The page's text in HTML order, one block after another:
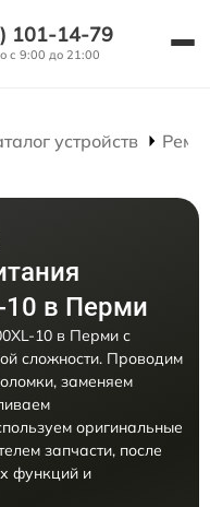
101-14-79
с 9:00 до 21:00
устройств
10 в Перми
10 в Перми с
сложности. Проводим
заменяем
оригинальные
запчасти, после
функций и